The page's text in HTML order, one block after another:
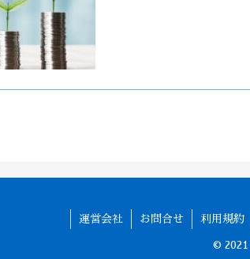
運営会社 お問合せ 利用規約
© 2021